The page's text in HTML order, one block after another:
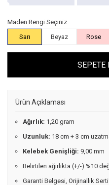
Maden Rengi Seçiniz
Sarı
Beyaz Rose
SEPETE
Ürün Açıklaması
Ağırlık: 1,20 gram
Uzunluk: 18 cm + 3 cm
Kelebek Genişliği: 9,00 mm
Belirtilen ağırlıkta (+/-) %10
Garanti Belgesi, Orijinallik